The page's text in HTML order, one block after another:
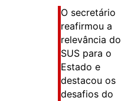
O secretário
reafirmou a
relevância do
SUS para o
Estado e
destacou os
desafios do